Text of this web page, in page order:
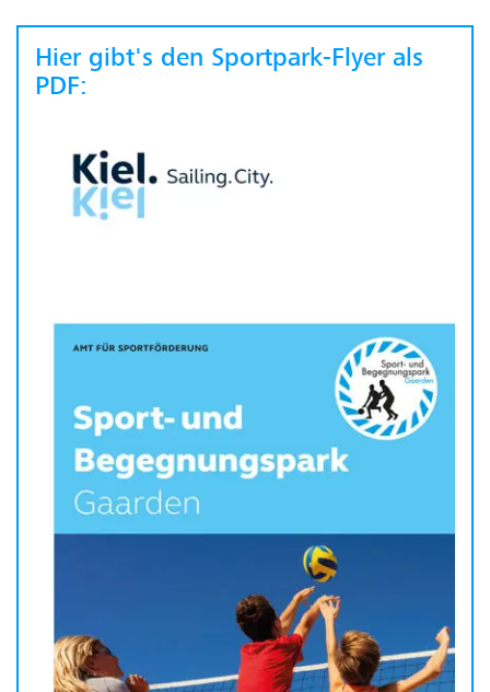
Hier gibt's den Sportpark-Flyer als
PDF: